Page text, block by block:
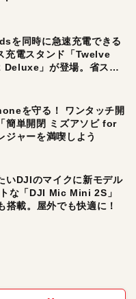
を同時に急速充電できる
充電スタンド「Twelve
」が登場。省スペ
充電したい人にオスス
を守る！ ワンタッチ開
簡単開閉 ミズアソビ for
ジャーを満喫しよう
いDJIのマイクに新モデル
な「DJI Mic Mini 2S」
搭載。屋外でも快適に！